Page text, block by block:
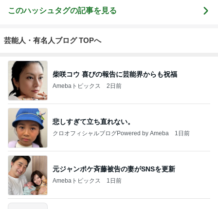
このハッシュタグの記事を見る
芸能人・有名人ブログ TOPへ
柴咲コウ 喜びの報告に芸能界からも祝福
Amebaトピックス 2日前
悲しすぎて立ち直れない。
クロオフィシャルブログPowered by Ameba 1日前
元ジャンポケ斉藤被告の妻がSNSを更新
Amebaトピックス 1日前